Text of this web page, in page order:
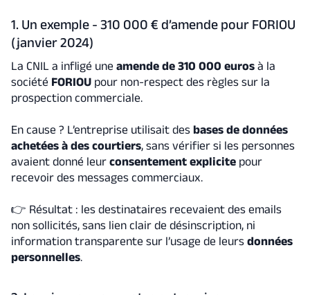
1. Un exemple - 310 000 € d’amende pour FORIOU
(janvier 2024)
La CNIL a infligé une amende de 310 000 eurosà la
société FORIOUpour non-respect des règles sur la
prospection commerciale.
En cause ? L’entreprise utilisait des bases de données
achetées à des courtiers, sans vérifier si les personnes
avaient donné leur consentement explicitepour
recevoir des messages commerciaux.
👉 Résultat : les destinataires recevaient des emails
non sollicités, sans lien clair de désinscription, ni
information transparente sur l’usage de leurs données
personnelles.